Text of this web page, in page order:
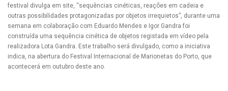
festival divulga em site, “sequências cinéticas, reações em cadeia e
outras possibilidades protagonizadas por objetos irrequietos”, durante uma
semana em colaboração com Eduardo Mendes e Igor Gandra foi
construída uma sequência cinética de objetos registada em vídeo pela
realizadora Lota Gandra. Este trabalho será divulgado, como a iniciativa
indica, na abertura do Festival Internacional de Marionetas do Porto, que
acontecerá em outubro deste ano.